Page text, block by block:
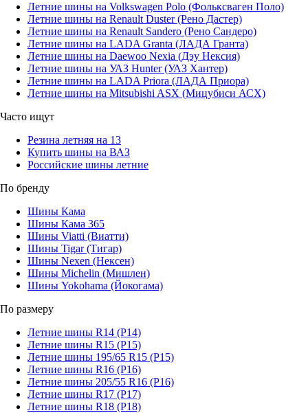
Летние шины на Volkswagen Polo (Фольксваген Поло)
Летние шины на Renault Duster (Рено Дастер)
Летние шины на Renault Sandero (Рено Сандеро)
Летние шины на LADA Granta (ЛАДА Гранта)
Летние шины на Daewoo Nexia (Дэу Нексия)
Летние шины на УАЗ Hunter (УАЗ Хантер)
Летние шины на LADA Priora (ЛАДА Приора)
Летние шины на Mitsubishi ASX (Мицубиси АСХ)
Часто ищут
Резина летняя на 13
Купить шины на ВАЗ
Российские шины летние
По бренду
Шины Кама
Шины Кама 365
Шины Viatti (Виатти)
Шины Tigar (Тигар)
Шины Nexen (Нексен)
Шины Michelin (Мишлен)
Шины Yokohama (Йокогама)
По размеру
Летние шины R14 (Р14)
Летние шины R15 (Р15)
Летние шины 195/65 R15 (Р15)
Летние шины R16 (Р16)
Летние шины 205/55 R16 (Р16)
Летние шины R17 (Р17)
Летние шины R18 (Р18)